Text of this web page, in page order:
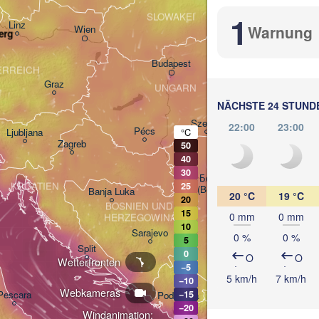
1 Warnung
NÄCHSTE 24
22:00
23:00
20 °C
0 mm
0 %
O
5 km/h
19 °C
0 mm
0 %
O
7 km/h
Windanimation:
Webkameras
Wetterfronten
Wien
Budapest
Београд
(Beograd)
Zagreb
Linz
Sarajevo
Ljubljana
Podgorica
Split
Szeged
Banja Luka
Pécs
Graz UNGARN
SERBIEN
KROATIEN
BOSNIEN UND
HERZEGOWINA
SLOWAKEI
София
(Sofia)
Cluj-
°C
50
40
30
25
20
15
10
5
0
−5
−10
−15
−20